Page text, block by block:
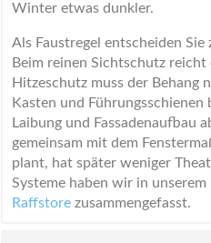
Winter etwas dunkler.
Als Faustregel entscheiden
Beim reinen Sichtschutz
Hitzeschutz muss der Behang
Kasten und
Laibung und Fassadenaufbau
gemeinsam mit dem
plant, hat später weniger
Systeme haben wir in unserem
Raffstore zusammengefasst.